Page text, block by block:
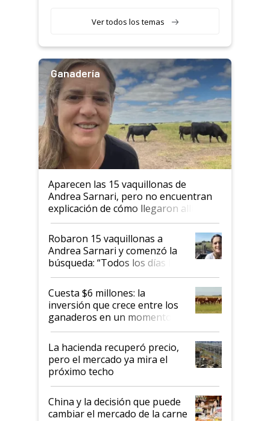
Ver todos los temas
Ganadería
Aparecen las 15 vaquillonas de
Andrea Sarnari, pero no encuentran
explicación de cómo llegaron allí
Robaron 15 vaquillonas a
Andrea Sarnari y comenzó la
búsqueda: “Todos los días le
toca a algún productor”
Cuesta $6 millones: la
inversión que crece entre los
ganaderos en un momento
histórico para la actividad
La hacienda recuperó precio,
pero el mercado ya mira el
próximo techo
China y la decisión que puede
cambiar el mercado de la carne